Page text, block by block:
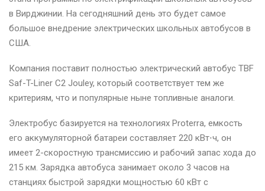
в Вирджинии. На сегодняшний день это будет самое
большое внедрение электрических школьных автобусов в
США.
Компания поставит полностью электрический автобус TBF
Saf-T-Liner C2 Jouley, который соответствует тем же
критериям, что и популярные ныне топливные аналоги.
Электробус базируется на технологиях Proterra, емкость
его аккумуляторной батареи составляет 220 кВт⋅ч, он
имеет 2-скоростную трансмиссию и рабочий запас хода до
215 км. Зарядка автобуса занимает около 3 часов на
станциях быстрой зарядки мощностью 60 кВт с